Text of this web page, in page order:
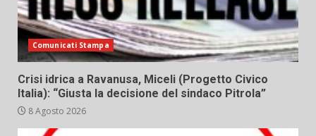
Comunicati Stampa
Crisi idrica a Ravanusa, Miceli (Progetto Civico
Italia): “Giusta la decisione del sindaco Pitrola”
8 Agosto 2026